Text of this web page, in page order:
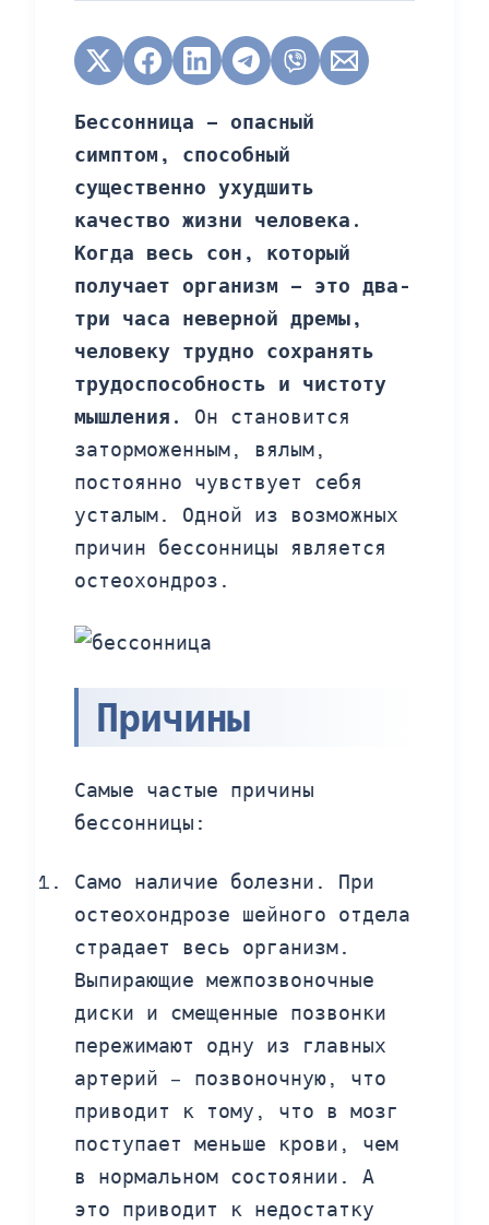
Бессонница – опасный
симптом, способный
существенно ухудшить
качество жизни человека.
Когда весь сон, который
получает организм – это два-
три часа неверной дремы,
человеку трудно сохранять
трудоспособность и чистоту
мышления.
Он становится
заторможенным, вялым,
постоянно чувствует себя
усталым. Одной из возможных
причин бессонницы является
остеохондроз.
Причины
Самые частые причины
бессонницы:
Само наличие болезни. При
остеохондрозе шейного отдела
страдает весь организм.
Выпирающие межпозвоночные
диски и смещенные позвонки
пережимают одну из главных
артерий – позвоночную, что
приводит к тому, что в мозг
поступает меньше крови, чем
в нормальном состоянии. А
это приводит к недостатку